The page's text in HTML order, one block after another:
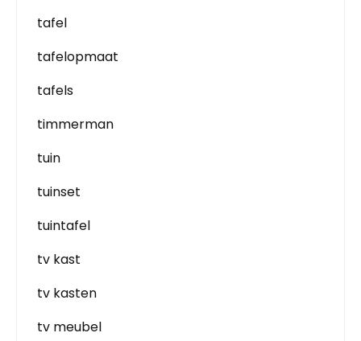
tafel
tafelopmaat
tafels
timmerman
tuin
tuinset
tuintafel
tv kast
tv kasten
tv meubel